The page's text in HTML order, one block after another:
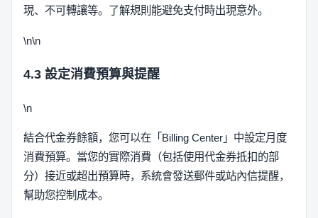
現、不可轉讓等。了解規則能避免支付時出現意外。
\n\n
4.3 設定消費預算與提醒
\n
結合代金券餘額，您可以在「Billing Center」中設定月度
消費預算。當您的實際消費（包括使用代金券抵扣的部
分）接近或超出預算時，系統會發送郵件或站內信提醒，
幫助您控制成本。